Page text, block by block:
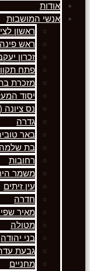
אודות
אנשי המושבות
ראשון
ראש פינה
זכרון
פתח
מזכרת
יסוד
נס ציונה
גדרה
באר
בת שלמה
רחובות
משמר
עין זיתים
חדרה
מאיר
מטולה
בני יהודה
גבעת
מחניים